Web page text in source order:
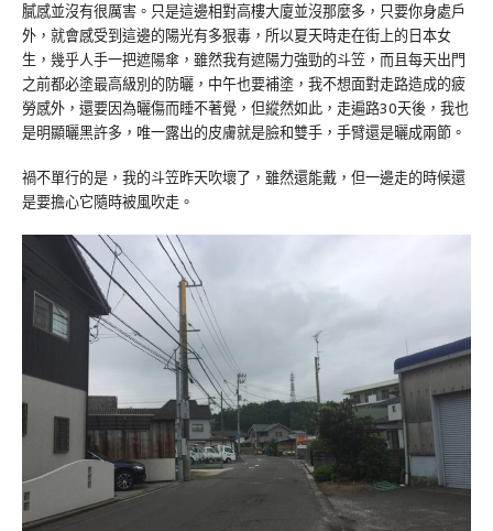
膩感並沒有很厲害。只是這邊相對高樓大廈並沒那麼多，只要你身處戶
外，就會感受到這邊的陽光有多狠毒，所以夏天時走在街上的日本女
生，幾乎人手一把遮陽傘，雖然我有遮陽力強勁的斗笠，而且每天出門
之前都必塗最高級別的防曬，中午也要補塗，我不想面對走路造成的疲
勞感外，還要因為曬傷而睡不著覺，但縱然如此，走遍路30天後，我也
是明顯曬黑許多，唯一露出的皮膚就是臉和雙手，手臂還是曬成兩節。
禍不單行的是，我的斗笠昨天吹壞了，雖然還能戴，但一邊走的時候還
是要擔心它隨時被風吹走。